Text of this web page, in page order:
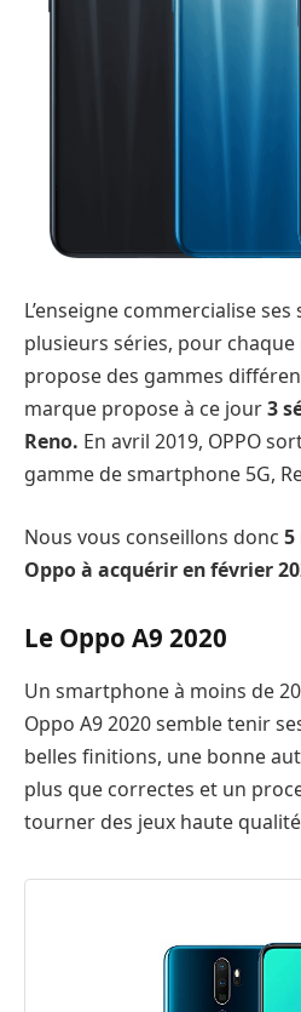
L’enseigne commercialise
plusieurs séries, pour
propose des gammes
marque propose à ce jour3
Reno. En avril 2019, OPPO
gamme de smartphone 5G,
Nous vous conseillons donc 5
Oppo à acquérir en février
Le Oppo A9 2020
Un smartphone à moins de
Oppo A9 2020 semble tenir
belles finitions, une bonne
plus que correctes et un
tourner des jeux haute